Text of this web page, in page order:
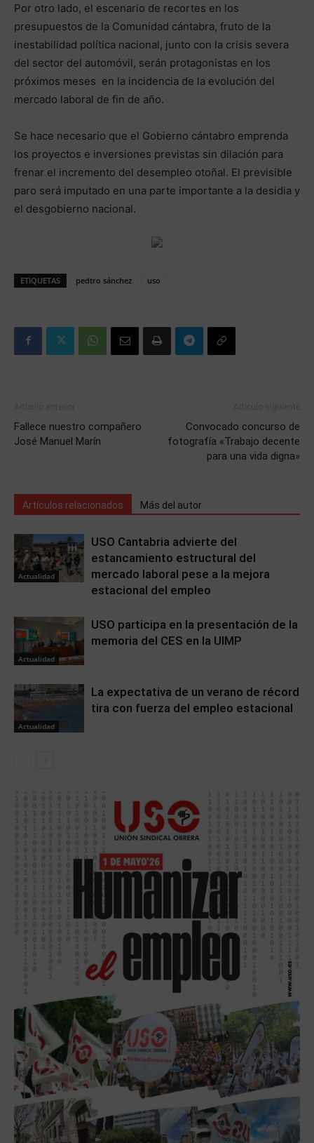
Por otro lado, el escenario de recortes en los
presupuestos de la Comunidad cántabra, fruto de la
inestabilidad política nacional, junto con la crisis severa
del sector del automóvil, serán protagonistas en los
próximos meses en la incidencia de la evolución del
mercado laboral de fin de año.
Se hace necesario que el Gobierno cántabro emprenda
los proyectos e inversiones previstas sin dilación para
frenar el incremento del desempleo otoñal. El previsible
paro será imputado en una parte importante a la desidia y
el desgobierno nacional.
ETIQUETAS pedtro sánchez uso
Fallece nuestro compañero
José Manuel Marín
Convocado concurso de
fotografía «Trabajo decente
para una vida digna»
Artículos relacionados Más del autor
Actualidad
USO Cantabria advierte del
estancamiento estructural del
mercado laboral pese a la mejora
estacional del empleo
Actualidad
USO participa en la presentación de la
memoria del CES en la UIMP
Actualidad
La expectativa de un verano de récord
tira con fuerza del empleo estacional